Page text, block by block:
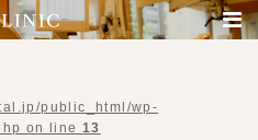
public_html/wp-
on line 13